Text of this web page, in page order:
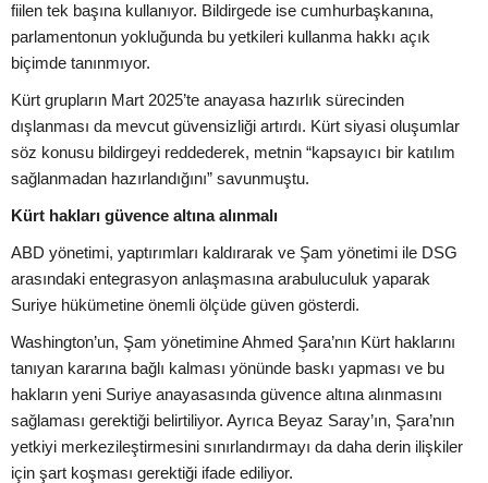
fiilen tek başına kullanıyor. Bildirgede ise cumhurbaşkanına,
parlamentonun yokluğunda bu yetkileri kullanma hakkı açık
biçimde tanınmıyor.
Kürt grupların Mart 2025’te anayasa hazırlık sürecinden
dışlanması da mevcut güvensizliği artırdı. Kürt siyasi oluşumlar
söz konusu bildirgeyi reddederek, metnin “kapsayıcı bir katılım
sağlanmadan hazırlandığını” savunmuştu.
Kürt hakları güvence altına alınmalı
ABD yönetimi, yaptırımları kaldırarak ve Şam yönetimi ile DSG
arasındaki entegrasyon anlaşmasına arabuluculuk yaparak
Suriye hükümetine önemli ölçüde güven gösterdi.
Washington’un, Şam yönetimine Ahmed Şara’nın Kürt haklarını
tanıyan kararına bağlı kalması yönünde baskı yapması ve bu
hakların yeni Suriye anayasasında güvence altına alınmasını
sağlaması gerektiği belirtiliyor. Ayrıca Beyaz Saray’ın, Şara’nın
yetkiyi merkezileştirmesini sınırlandırmayı da daha derin ilişkiler
için şart koşması gerektiği ifade ediliyor.